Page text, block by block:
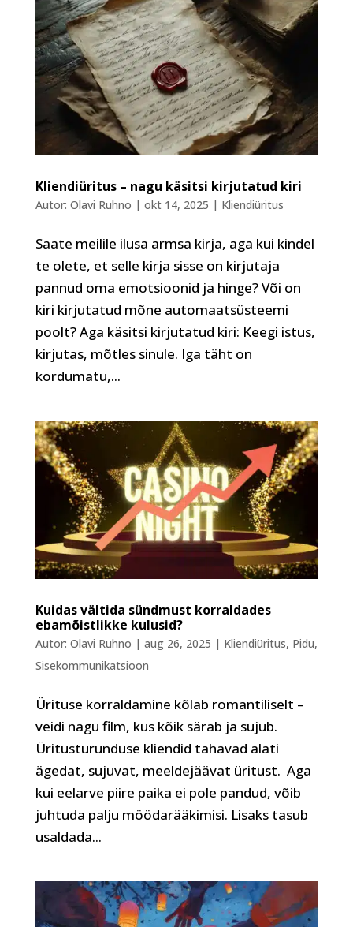
Kliendiüritus – nagu käsitsi kirjutatud kiri
Autor: Olavi Ruhno | okt 14, 2025 | Kliendiüritus
Saate meilile ilusa armsa kirja, aga kui kindel
te olete, et selle kirja sisse on kirjutaja
pannud oma emotsioonid ja hinge? Või on
kiri kirjutatud mõne automaatsüsteemi
poolt? Aga käsitsi kirjutatud kiri: Keegi istus,
kirjutas, mõtles sinule. Iga täht on
kordumatu,...
Kuidas vältida sündmust korraldades
ebamõistlikke kulusid?
Autor: Olavi Ruhno | aug 26, 2025 | Kliendiüritus, Pidu,
Sisekommunikatsioon
Ürituse korraldamine kõlab romantiliselt –
veidi nagu film, kus kõik särab ja sujub.
Üritusturunduse kliendid tahavad alati
ägedat, sujuvat, meeldejäävat üritust. Aga
kui eelarve piire paika ei pole pandud, võib
juhtuda palju möödarääkimisi. Lisaks tasub
usaldada...